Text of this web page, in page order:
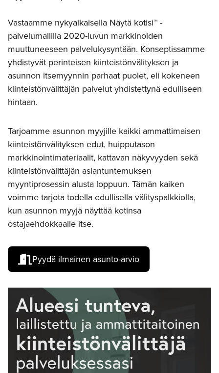
Vastaamme nykyaikaisella Näytä kotisi™ -
palvelumallilla 2020-luvun markkinoiden
muuttuneeseen palvelukysyntään. Konseptissamme
yhdistyvät perinteisen kiinteistönvälityksen ja
asunnon itsemyynnin parhaat puolet, eli kokeneen
kiinteistönvälittäjän palvelut yhdistettynä edulliseen
hintaan.
Tarjoamme asunnon myyjille kaikki ammattimaisen
kiinteistönvälityksen edut, huipputason
markkinointimateriaalit, kattavan näkyvyyden sekä
kiinteistönvälittäjän asiantuntemuksen
myyntiprosessin alusta loppuun. Tämän kaiken
voimme tarjota todella edullisella välityspalkkiolla,
kun asunnon myyjä näyttää kotinsa
ostajaehdokkaalle itse.
Pyydä ilmainen asunto-arvio